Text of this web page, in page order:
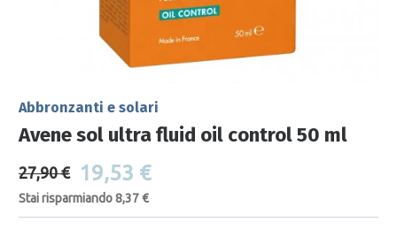
Abbronzanti e solari
Avene sol ultra fluid oil control 50 ml
27,90 € 19,53 €
Stai risparmiando 8,37 €